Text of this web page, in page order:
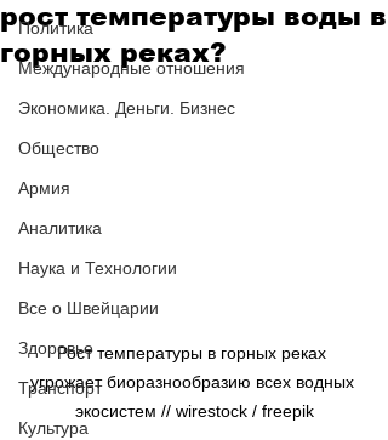
Политика
Международные отношения
Экономика. Деньги. Бизнес
Общество
Армия
Аналитика
Наука и Технологии
Все о Швейцарии
Здоровье
Транспорт
Культура
рост температуры воды в
горных реках?
Рост температуры в горных реках
угрожает биоразнообразию всех водных
экосистем // wirestock / freepik